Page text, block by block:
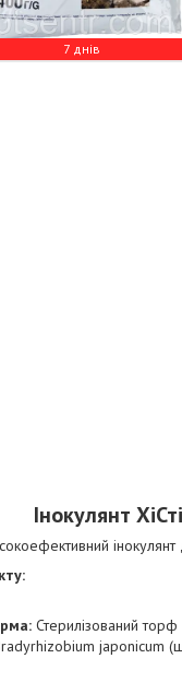
7 днів
Інокулянт
Стерилізований торф
japonicum